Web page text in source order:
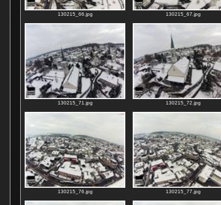
130215_66.jpg 130215_67.jpg
130215_71.jpg 130215_72.jpg
130215_76.jpg 130215_77.jpg